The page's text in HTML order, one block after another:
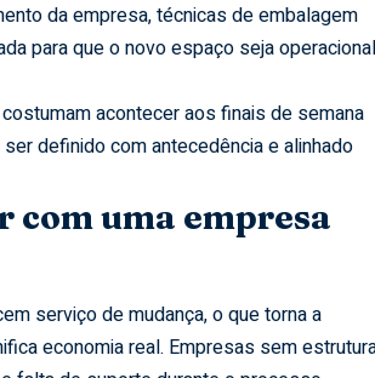
da empresa, técnicas de embalagem
para que o novo espaço seja
acontecer aos finais de semana
definido com antecedência e alinhado
com uma empresa
serviço de mudança, o que torna a
economia real. Empresas sem